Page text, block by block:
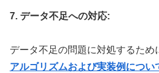
7. データ不足への対応:
データ不足の問題に対処するため
アルゴリズムおよび実装例につい